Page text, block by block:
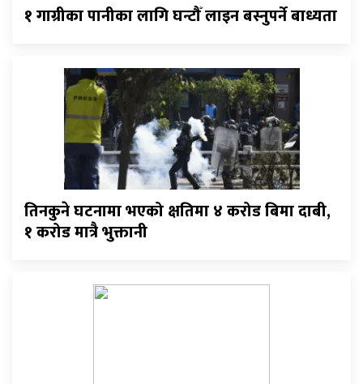
१ गाग्रीका पानीका लागि घन्टौँ लाइन बस्नुपर्ने बाध्यता
तिनकुने घटनामा भएको क्षतिमा ४ करोड बिमा दाबी,
१ करोड मात्रै भुक्तानी